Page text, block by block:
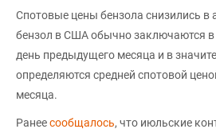
Спотовые цены бензола снизились в
бензол в США обычно заключаются в
день предыдущего месяца и в
определяются средней спотовой
месяца.
Ранеесообщалось, что июльские